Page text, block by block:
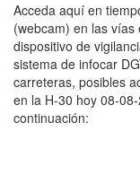
Acceda aquí en
(webcam) en las vías
dispositivo de
sistema de infocar
carreteras, posibles
en la H-30 hoy 08-
continuación: